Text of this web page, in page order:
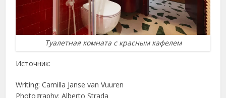
Туалетная комната с красным кафелем
Источник:
Writing: Camilla Janse van Vuuren
Photography: Alberto Strada